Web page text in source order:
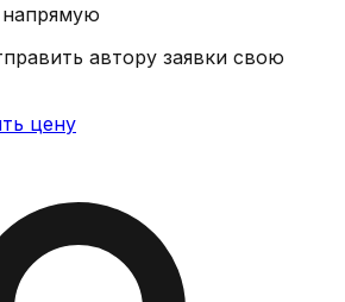
автору заявки свою
цену